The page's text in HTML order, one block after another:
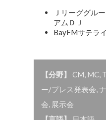
Ｊリーググル
アムＤＪ
BayFMサテラ
【分野】 CM, MC,
ー/プレス発表会,
会, 展示会